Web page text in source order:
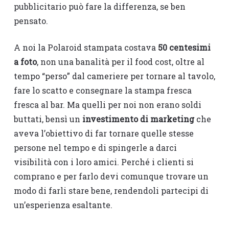
pubblicitario può fare la differenza, se ben
pensato.
A noi la Polaroid stampata costava 50 centesimi
a foto, non una banalità per il food cost, oltre al
tempo “perso” dal cameriere per tornare al tavolo,
fare lo scatto e consegnare la stampa fresca
fresca al bar. Ma quelli per noi non erano soldi
buttati, bensì un investimento di marketingche
aveva l’obiettivo di far tornare quelle stesse
persone nel tempo e di spingerle a darci
visibilità con i loro amici. Perché i clienti si
comprano e per farlo devi comunque trovare un
modo di farli stare bene, rendendoli partecipi di
un’esperienza esaltante.